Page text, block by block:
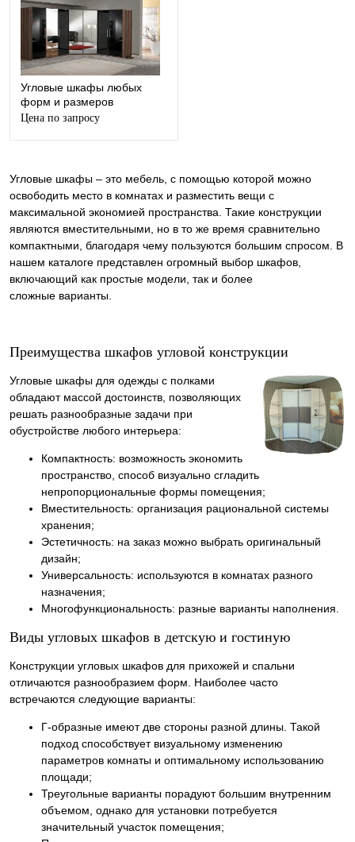
Угловые шкафы любых
форм и размеров
Цена по запросу
Угловые шкафы – это мебель, с помощью которой можно
освободить место в комнатах и разместить вещи с
максимальной экономией пространства. Такие конструкции
являются вместительными, но в то же время сравнительно
компактными, благодаря чему пользуются большим спросом. В
нашем каталоге представлен огромный выбор шкафов,
включающий как простые модели, так и более
сложные варианты.
Преимущества шкафов угловой конструкции
Угловые шкафы для одежды с полками
обладают массой достоинств, позволяющих
решать разнообразные задачи при
обустройстве любого интерьера:
Компактность: возможность экономить
пространство, способ визуально сгладить
непропорциональные формы помещения;
Вместительность: организация рациональной системы
хранения;
Эстетичность: на заказ можно выбрать оригинальный
дизайн;
Универсальность: используются в комнатах разного
назначения;
Многофункциональность: разные варианты наполнения.
Виды угловых шкафов в детскую и гостиную
Конструкции угловых шкафов для прихожей и спальни
отличаются разнообразием форм. Наиболее часто
встречаются следующие варианты:
Г-образные имеют две стороны разной длины. Такой
подход способствует визуальному изменению
параметров комнаты и оптимальному использованию
площади;
Треугольные варианты порадуют большим внутренним
объемом, однако для установки потребуется
значительный участок помещения;